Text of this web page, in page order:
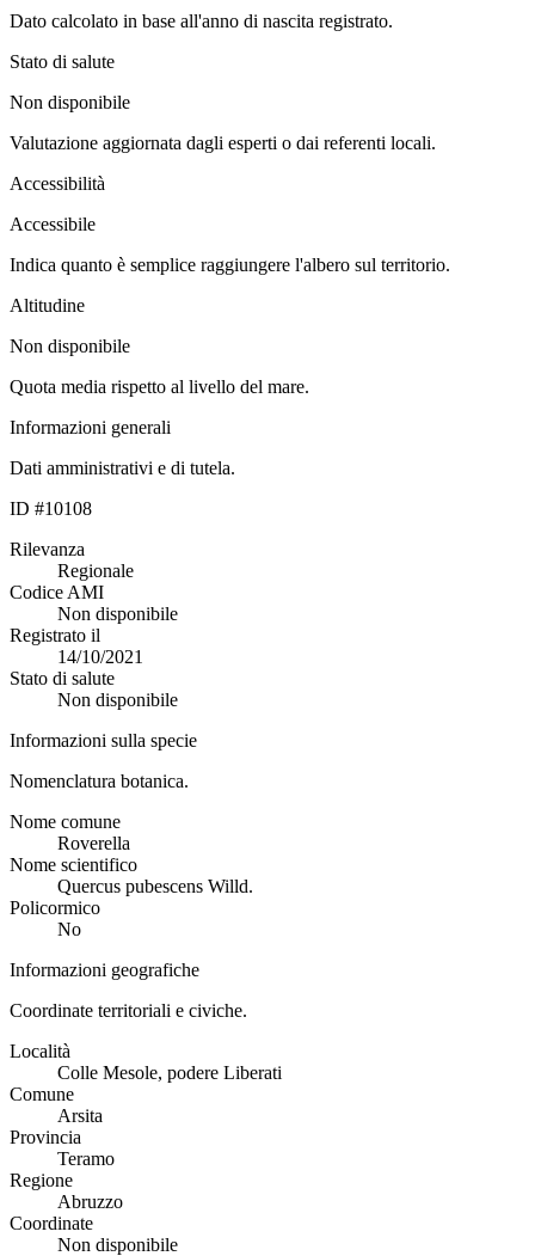
Dato calcolato in base all'anno di nascita registrato.
Stato di salute
Non disponibile
Valutazione aggiornata dagli esperti o dai referenti locali.
Accessibilità
Accessibile
Indica quanto è semplice raggiungere l'albero sul territorio.
Altitudine
Non disponibile
Quota media rispetto al livello del mare.
Informazioni generali
Dati amministrativi e di tutela.
ID #10108
Rilevanza
Regionale
Codice AMI
Non disponibile
Registrato il
14/10/2021
Stato di salute
Non disponibile
Informazioni sulla specie
Nomenclatura botanica.
Nome comune
Roverella
Nome scientifico
Quercus pubescens Willd.
Policormico
No
Informazioni geografiche
Coordinate territoriali e civiche.
Località
Colle Mesole, podere Liberati
Comune
Arsita
Provincia
Teramo
Regione
Abruzzo
Coordinate
Non disponibile